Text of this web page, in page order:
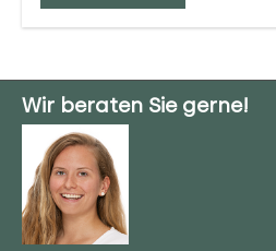
Wir beraten Sie gerne!